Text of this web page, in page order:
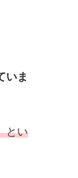
いま
とい